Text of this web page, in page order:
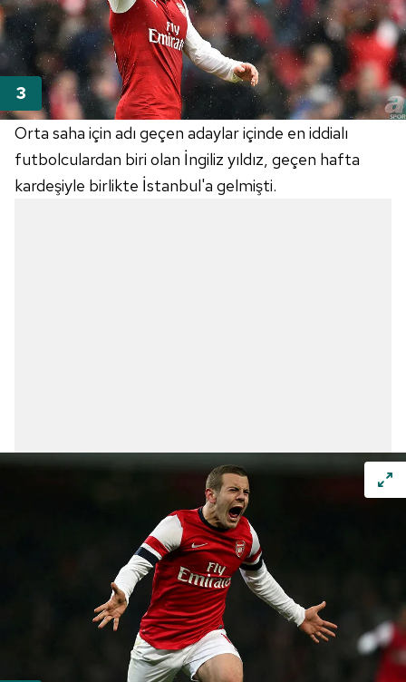
Orta saha için adı geçen adaylar içinde en iddialı
futbolculardan biri olan İngiliz yıldız, geçen hafta
kardeşiyle birlikte İstanbul'a gelmişti.